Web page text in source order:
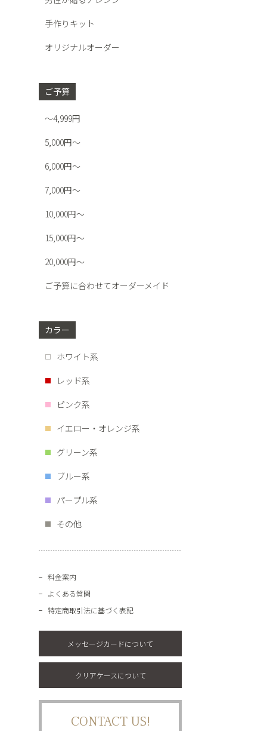
手作りキット
オリジナルオーダー
ご予算
～4,999円
5,000円～
6,000円～
7,000円～
10,000円～
15,000円～
20,000円～
ご予算に合わせてオーダーメイド
カラー
ホワイト系
レッド系
ピンク系
イエロー・オレンジ系
グリーン系
ブルー系
パープル系
その他
料金案内
よくある質問
特定商取引法に基づく表記
メッセージカードについて
クリアケースについて
CONTACT US!